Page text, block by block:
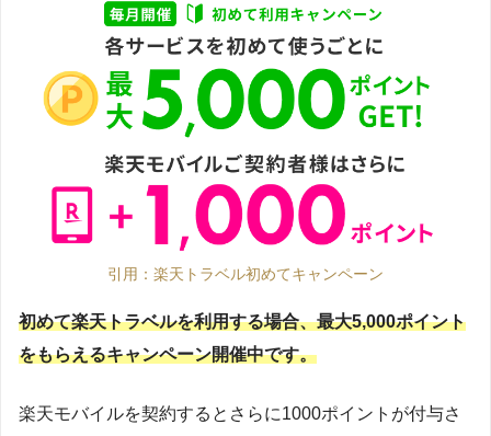
引用：楽天トラベル初めてキャンペーン
初めて楽天トラベルを利用する場合、最大5,000ポイント
をもらえるキャンペーン開催中です。
楽天モバイルを契約するとさらに1000ポイントが付与さ